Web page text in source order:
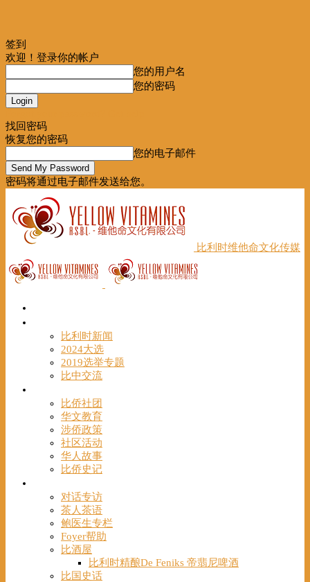
签到
欢迎！登录你的帐户
您的用户名
您的密码
找回密码
恢复您的密码
您的电子邮件
密码将通过电子邮件发送给您。
比利时维他命文化传媒
比利时新闻
2024大选
2019选举专题
比中交流
比侨社团
华文教育
涉侨政策
社区活动
华人故事
比侨史记
对话专访
茶人茶语
鲍医生专栏
Foyer帮助
比酒屋
比利时精酿De Feniks 帝翡尼啤酒
比国史话